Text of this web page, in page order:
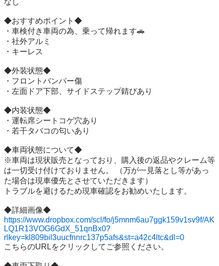
なし
◆おすすめポイント◆
・車検付き車両の為、乗って帰れます🚗
・社外アルミ
・キーレス
◆外装状態◆
・フロントバンパー傷
・左面ドア下部、サイドステップ錆びあり
◆内装状態◆
・運転席シートコゲ穴あり
・若干タバコの匂いあり
◆車両状態について◆
※車両は現状販売となっており、購入後の返品やクレーム等
は一切受け付けておりません。 （万が一見落とし等があっ
た場合は現車優先とさせていただきます）
トラブルを避けるため現車確認をお勧めいたします。
https://www.dropbox.com/scl/fo/j5mnm6au7ggk159v1sv9f/AK
LQ1R13VOG6GdX_51qnBx0?
rlkey=kl809bil3uucfnnrc137p5afs&st=a42c4ltc&dl=0
こちらのURLをクリックしてご参照ください。